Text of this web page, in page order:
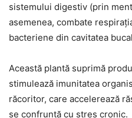
sistemului digestiv (prin
asemenea, combate
bacteriene din cavitatea
Această plantă suprimă
stimulează imunitatea
răcoritor, care accelerează
se confruntă cu stres cronic.